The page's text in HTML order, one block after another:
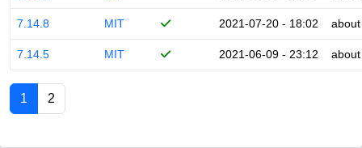
7.14.8 MIT 2021-07-20 - 18:02
7.14.5 MIT 2021-06-09 - 23:12
1 2